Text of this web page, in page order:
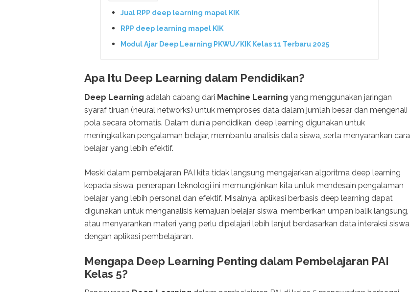
Jual RPP deep learning mapel KIK
RPP deep learning mapel KIK
Modul Ajar Deep Learning PKWU/KIK Kelas 11 Terbaru 2025
Apa Itu Deep Learning dalam Pendidikan?
Deep Learning adalah cabang dari Machine Learning yang menggunakan jaringan
syaraf tiruan (neural networks) untuk memproses data dalam jumlah besar dan mengenali
pola secara otomatis. Dalam dunia pendidikan, deep learning digunakan untuk
meningkatkan pengalaman belajar, membantu analisis data siswa, serta menyarankan cara
belajar yang lebih efektif.
Meski dalam pembelajaran PAI kita tidak langsung mengajarkan algoritma deep learning
kepada siswa, penerapan teknologi ini memungkinkan kita untuk mendesain pengalaman
belajar yang lebih personal dan efektif. Misalnya, aplikasi berbasis deep learning dapat
digunakan untuk menganalisis kemajuan belajar siswa, memberikan umpan balik langsung,
atau menyarankan materi yang perlu dipelajari lebih lanjut berdasarkan data interaksi siswa
dengan aplikasi pembelajaran.
Mengapa Deep Learning Penting dalam Pembelajaran PAI
Kelas 5?